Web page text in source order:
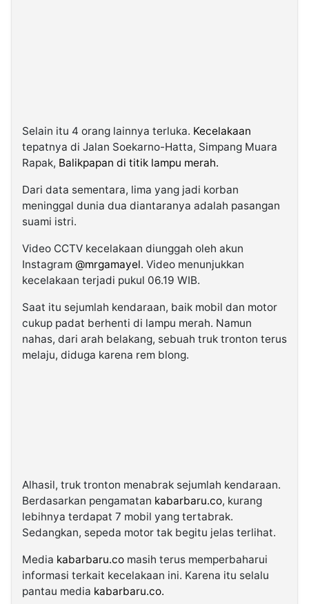
Selain itu 4 orang lainnya terluka. Kecelakaan
tepatnya di Jalan Soekarno-Hatta, Simpang Muara
Rapak, Balikpapan di titik lampu merah.
Dari data sementara, lima yang jadi korban
meninggal dunia dua diantaranya adalah pasangan
suami istri.
Video CCTV kecelakaan diunggah oleh akun
Instagram @mrgamayel. Video menunjukkan
kecelakaan terjadi pukul 06.19 WIB.
Saat itu sejumlah kendaraan, baik mobil dan motor
cukup padat berhenti di lampu merah. Namun
nahas, dari arah belakang, sebuah truk tronton terus
melaju, diduga karena rem blong.
Alhasil, truk tronton menabrak sejumlah kendaraan.
Berdasarkan pengamatan kabarbaru.co, kurang
lebihnya terdapat 7 mobil yang tertabrak.
Sedangkan, sepeda motor tak begitu jelas terlihat.
Media kabarbaru.co masih terus memperbaharui
informasi terkait kecelakaan ini. Karena itu selalu
pantau media kabarbaru.co.